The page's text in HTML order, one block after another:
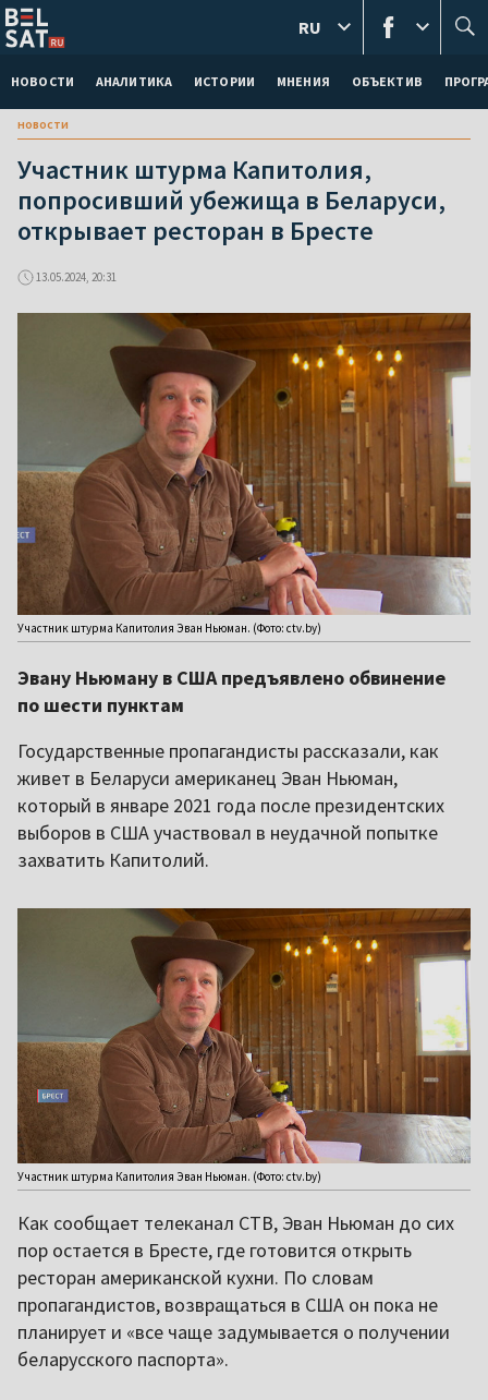
НОВОСТИ АНАЛИТИКА ИСТОРИИ МНЕНИЯ ОБЪЕКТИВ
RU
новости
Участник штурма Капитолия,
попросивший убежища в Беларуси,
открывает ресторан в Бресте
13.05.2024, 20:31
Участник штурма Капитолия Эван Ньюман. (Фото: ctv.by)
Эвану Ньюману в США предъявлено обвинение
по шести пунктам
Государственные пропагандисты рассказали, как
живет в Беларуси американец Эван Ньюман,
который в январе 2021 года после президентских
выборов в США участвовал в неудачной попытке
захватить Капитолий.
Участник штурма Капитолия Эван Ньюман. (Фото: ctv.by)
Как сообщает телеканал СТВ, Эван Ньюман до сих
пор остается в Бресте, где готовится открыть
ресторан американской кухни. По словам
пропагандистов, возвращаться в США он пока не
планирует и «все чаще задумывается о получении
беларусского паспорта».